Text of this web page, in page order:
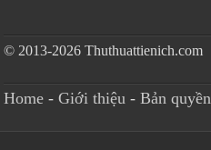
© 2013-2026 Thuthuattienich.com
Home -Giới thiệu -Bản quyền